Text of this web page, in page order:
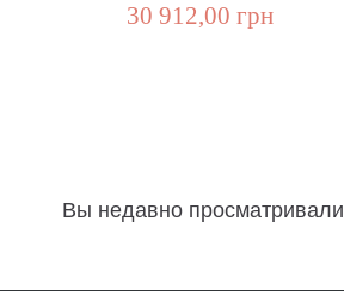
30 912,00 грн
Вы недавно просматривали